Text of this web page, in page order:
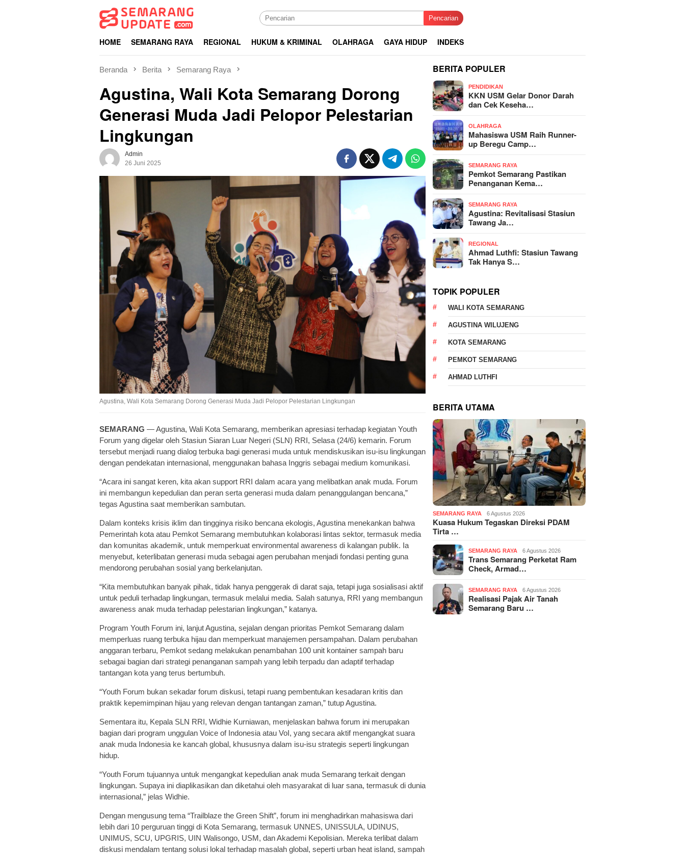
Pencarian
HOME SEMARANG RAYA REGIONAL HUKUM & KRIMINAL OLAHRAGA GAYA HIDUP INDEKS
Beranda Berita Semarang Raya
Agustina, Wali Kota Semarang Dorong
Generasi Muda Jadi Pelopor Pelestarian
Lingkungan
Admin
26 Juni 2025
Agustina, Wali Kota Semarang Dorong Generasi Muda Jadi Pelopor Pelestarian Lingkungan
SEMARANG — Agustina, Wali Kota Semarang, memberikan apresiasi terhadap kegiatan Youth
Forum yang digelar oleh Stasiun Siaran Luar Negeri (SLN) RRI, Selasa (24/6) kemarin. Forum
tersebut menjadi ruang dialog terbuka bagi generasi muda untuk mendiskusikan isu-isu lingkungan
dengan pendekatan internasional, menggunakan bahasa Inggris sebagai medium komunikasi.
“Acara ini sangat keren, kita akan support RRI dalam acara yang melibatkan anak muda. Forum
ini membangun kepedulian dan peran serta generasi muda dalam penanggulangan bencana,”
tegas Agustina saat memberikan sambutan.
Dalam konteks krisis iklim dan tingginya risiko bencana ekologis, Agustina menekankan bahwa
Pemerintah kota atau Pemkot Semarang membutuhkan kolaborasi lintas sektor, termasuk media
dan komunitas akademik, untuk memperkuat environmental awareness di kalangan publik. Ia
menyebut, keterlibatan generasi muda sebagai agen perubahan menjadi fondasi penting guna
mendorong perubahan sosial yang berkelanjutan.
“Kita membutuhkan banyak pihak, tidak hanya penggerak di darat saja, tetapi juga sosialisasi aktif
untuk peduli terhadap lingkungan, termasuk melalui media. Salah satunya, RRI yang membangun
awareness anak muda terhadap pelestarian lingkungan,” katanya.
Program Youth Forum ini, lanjut Agustina, sejalan dengan prioritas Pemkot Semarang dalam
memperluas ruang terbuka hijau dan memperkuat manajemen persampahan. Dalam perubahan
anggaran terbaru, Pemkot sedang melakukan penambahan 100 unit kontainer sampah baru
sebagai bagian dari strategi penanganan sampah yang lebih terpadu dan adaptif terhadap
tantangan kota yang terus bertumbuh.
“Youth Forum bukan sekadar forum diskusi, tetapi ruang pembentukan kesadaran kritis dan
praktik kepemimpinan hijau yang relevan dengan tantangan zaman,” tutup Agustina.
Sementara itu, Kepala SLN RRI, Widhie Kurniawan, menjelaskan bahwa forum ini merupakan
bagian dari program unggulan Voice of Indonesia atau VoI, yang secara aktif mengangkat suara
anak muda Indonesia ke kancah global, khususnya dalam isu-isu strategis seperti lingkungan
hidup.
“Youth Forum tujuannya untuk mengangkat kepedulian anak muda Semarang terkait dengan
lingkungan. Supaya ini diaplikasikan dan diketahui oleh masyarakat di luar sana, termasuk di dunia
internasional,” jelas Widhie.
Dengan mengusung tema “Trailblaze the Green Shift”, forum ini menghadirkan mahasiswa dari
lebih dari 10 perguruan tinggi di Kota Semarang, termasuk UNNES, UNISSULA, UDINUS,
UNIMUS, SCU, UPGRIS, UIN Walisongo, USM, dan Akademi Kepolisian. Mereka terlibat dalam
diskusi mendalam tentang solusi lokal terhadap masalah global, seperti urban heat island, sampah
BERITA POPULER
PENDIDIKAN
KKN USM Gelar Donor Darah
dan Cek Keseha…
OLAHRAGA
Mahasiswa USM Raih Runner-
up Beregu Camp…
SEMARANG RAYA
Pemkot Semarang Pastikan
Penanganan Kema…
SEMARANG RAYA
Agustina: Revitalisasi Stasiun
Tawang Ja…
REGIONAL
Ahmad Luthfi: Stasiun Tawang
Tak Hanya S…
TOPIK POPULER
WALI KOTA SEMARANG
AGUSTINA WILUJENG
KOTA SEMARANG
PEMKOT SEMARANG
AHMAD LUTHFI
BERITA UTAMA
SEMARANG RAYA 6 Agustus 2026
Kuasa Hukum Tegaskan Direksi PDAM
Tirta …
SEMARANG RAYA 6 Agustus 2026
Trans Semarang Perketat Ram
Check, Armad…
SEMARANG RAYA 6 Agustus 2026
Realisasi Pajak Air Tanah
Semarang Baru …